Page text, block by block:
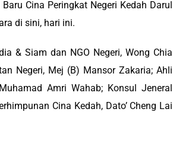
Cina Peringkat Negeri Kedah Darul
di sini, hari ini.
& Siam dan NGO Negeri, Wong Chia
Negeri, Mej (B) Mansor Zakaria; Ahli
Amri Wahab; Konsul Jeneral
Cina Kedah, Dato’ Cheng Lai